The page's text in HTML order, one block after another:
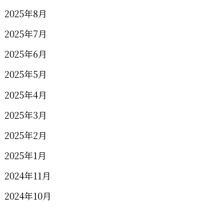
2025年8月
2025年7月
2025年6月
2025年5月
2025年4月
2025年3月
2025年2月
2025年1月
2024年11月
2024年10月